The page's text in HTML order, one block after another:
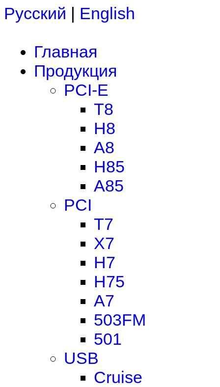
Русский | English
Главная
Продукция
PCI-E
T8
H8
A8
H85
A85
PCI
T7
X7
H7
H75
A7
503FM
501
USB
Cruise